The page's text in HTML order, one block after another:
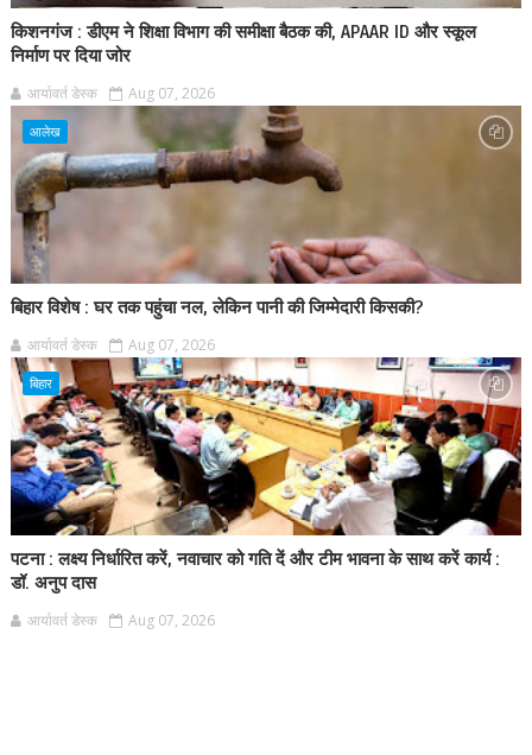
किशनगंज : डीएम ने शिक्षा विभाग की समीक्षा बैठक की, APAAR ID और स्कूल
निर्माण पर दिया जोर
आर्यावर्त डेस्क Aug 07, 2026
आलेख
बिहार विशेष : घर तक पहुंचा नल, लेकिन पानी की जिम्मेदारी किसकी?
आर्यावर्त डेस्क Aug 07, 2026
बिहार
पटना : लक्ष्य निर्धारित करें, नवाचार को गति दें और टीम भावना के साथ करें कार्य :
डॉ. अनुप दास
आर्यावर्त डेस्क Aug 07, 2026